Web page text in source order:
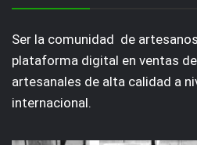
Ser la comunidad de
plataforma digital en ventas
artesanales de alta calidad a
internacional.